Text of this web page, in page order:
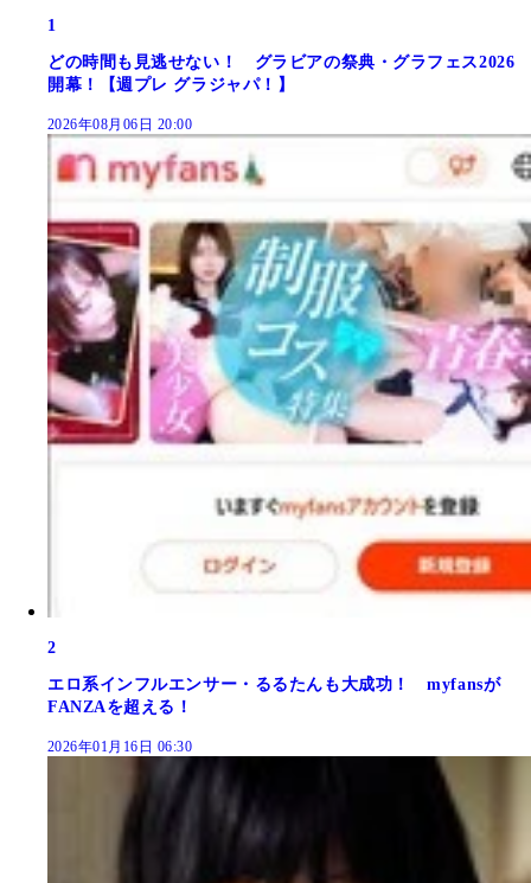
1
どの時間も見逃せない！ グラビアの祭典・グラフェス2026
開幕！【週プレ グラジャパ！】
2026年08月06日 20:00
2
エロ系インフルエンサー・るるたんも大成功！ myfansが
FANZAを超える！
2026年01月16日 06:30